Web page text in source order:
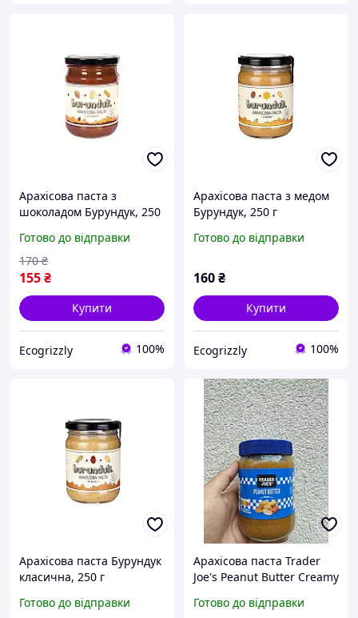
Арахісова паста з
шоколадом Бурундук, 250
Готово до відправки
155₴
170 ₴
Купити
Ecogrizzly 100%
Арахісова паста з медом
Бурундук, 250 г
Готово до відправки
160₴
Купити
Ecogrizzly 100%
Арахісова паста Бурундук
класична, 250 г
Готово до відправки
Арахісова паста Trader
Joe's Peanut Butter Creamy
арахісу
Готово до відправки